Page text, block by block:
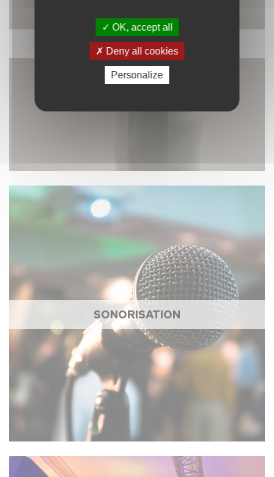
DÉCORATION
SONORISATION
OK, accept all
Deny all cookies
Personalize